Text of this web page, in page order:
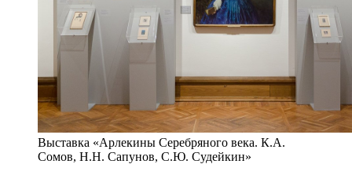
Выставка «Арлекины Серебряного века. К.А.
Сомов, Н.Н. Сапунов, С.Ю. Судейкин»